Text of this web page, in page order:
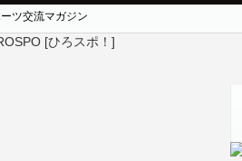
ツ交流マガジン